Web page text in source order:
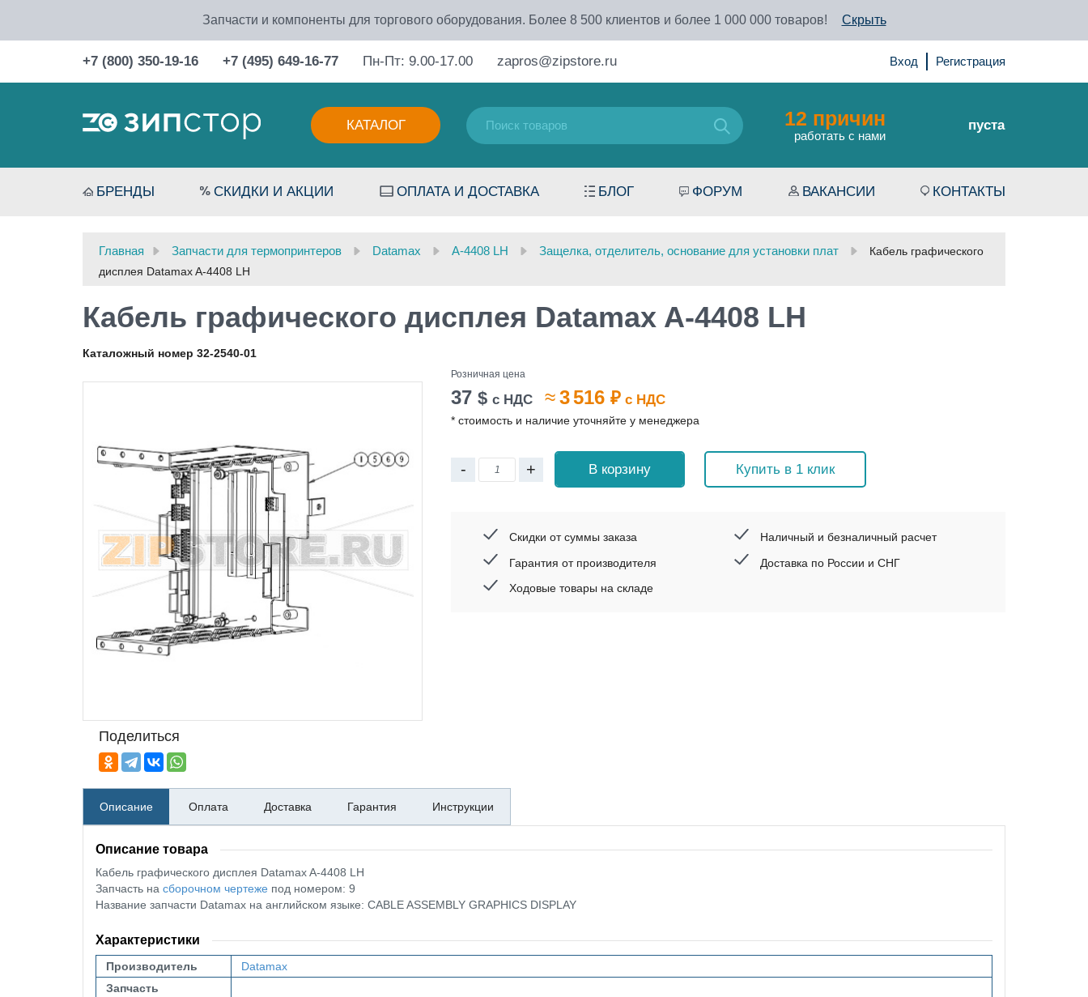
Запчасти и компоненты для торгового оборудования. Более 8 500 клиентов и более 1 000 000 товаров! Скрыть
+7 (800) 350-19-16 +7 (495) 649-16-77 Пн-Пт: 9.00-17.00 zapros@zipstore.ru Вход Регистрация
КАТАЛОГ 12 причин
работать с нами
пуста
БРЕНДЫ СКИДКИ И АКЦИИ ОПЛАТА И ДОСТАВКА БЛОГ ФОРУМ ВАКАНСИИ КОНТАКТЫ
Главная Запчасти для термопринтеров Datamax A-4408 LH Защелка, отделитель, основание для установки плат
Кабель графического
дисплея Datamax A-4408 LH
Кабель графического дисплея Datamax A-4408 LH
Каталожный номер 32-2540-01
Поделиться
Розничная цена
37 $ с НДС ≈3 516 ₽ с НДС
* стоимость и наличие уточняйте у менеджера
- + В корзину Купить в 1 клик
Скидки от суммы заказа
Гарантия от производителя
Ходовые товары на складе
Наличный и безналичный расчет
Доставка по России и СНГ
Описание Оплата Доставка Гарантия Инструкции
Описание товара
Кабель графического дисплея Datamax A-4408 LH
Запчасть на сборочном чертеже под номером: 9
Название запчасти Datamax на английском языке: CABLE ASSEMBLY GRAPHICS DISPLAY
Характеристики
Производитель
Datamax
Запчасть